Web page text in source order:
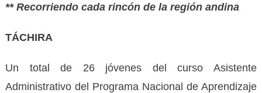
** Recorriendo cada rincón de la región andina
TÁCHIRA
Un total de 26 jóvenes del curso Asistente
Administrativo del Programa Nacional de Aprendizaje